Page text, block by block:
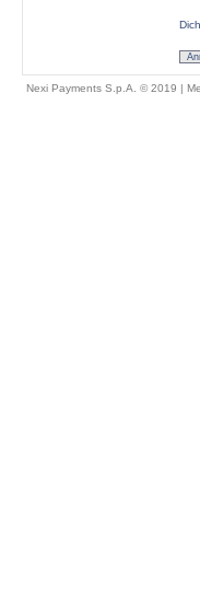
Nexi Payments S.p.A. © 2019 |